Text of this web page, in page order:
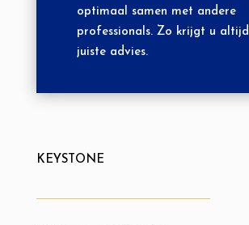
optimaal samen met andere
professionals. Zo krijgt u
juiste advies.
KEYSTONE